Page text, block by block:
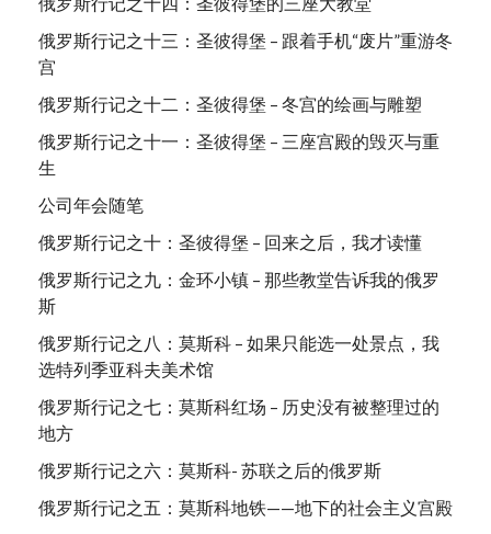
俄罗斯行记之十三：圣彼得堡 – 跟着手机“废片”重游冬
宫
俄罗斯行记之十二：圣彼得堡 – 冬宫的绘画与雕塑
俄罗斯行记之十一：圣彼得堡 – 三座宫殿的毁灭与重
生
公司年会随笔
俄罗斯行记之十：圣彼得堡 – 回来之后，我才读懂
俄罗斯行记之九：金环小镇 – 那些教堂告诉我的俄罗
斯
俄罗斯行记之八：莫斯科 – 如果只能选一处景点，我
选特列季亚科夫美术馆
俄罗斯行记之七：莫斯科红场 – 历史没有被整理过的
地方
俄罗斯行记之六：莫斯科- 苏联之后的俄罗斯
俄罗斯行记之五：莫斯科地铁——地下的社会主义宫殿